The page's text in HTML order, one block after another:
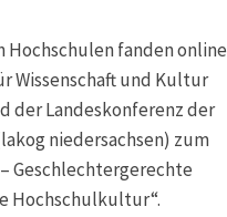
Hochschulen fanden online
Wissenschaft und Kultur
der Landeskonferenz der
niedersachsen) zum
Geschlechtergerechte
Hochschulkultur“.